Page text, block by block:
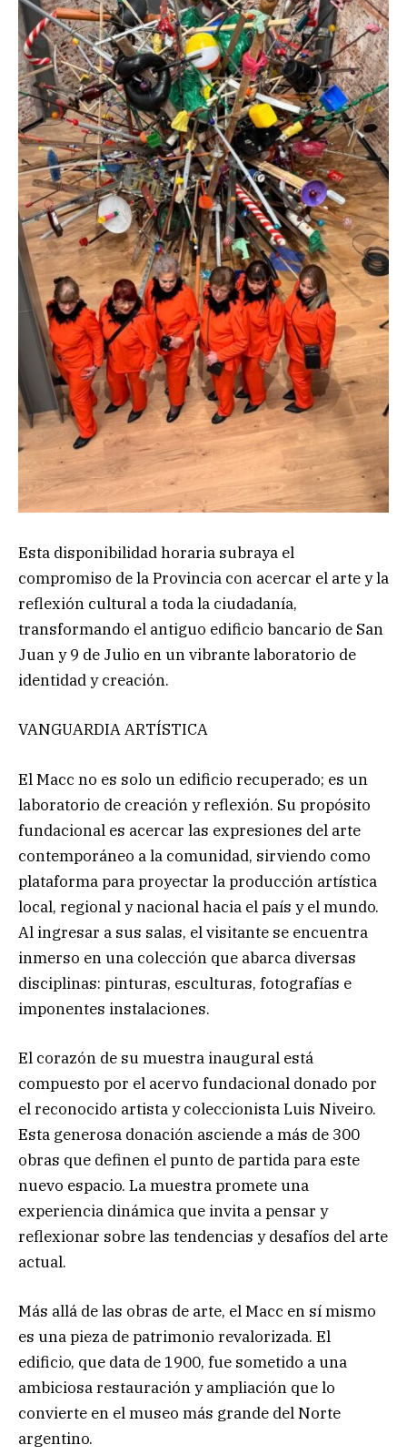
Esta disponibilidad horaria subraya el
compromiso de la Provincia con acercar el arte y la
reflexión cultural a toda la ciudadanía,
transformando el antiguo edificio bancario de San
Juan y 9 de Julio en un vibrante laboratorio de
identidad y creación.
VANGUARDIA ARTÍSTICA
El Macc no es solo un edificio recuperado; es un
laboratorio de creación y reflexión. Su propósito
fundacional es acercar las expresiones del arte
contemporáneo a la comunidad, sirviendo como
plataforma para proyectar la producción artística
local, regional y nacional hacia el país y el mundo.
Al ingresar a sus salas, el visitante se encuentra
inmerso en una colección que abarca diversas
disciplinas: pinturas, esculturas, fotografías e
imponentes instalaciones.
El corazón de su muestra inaugural está
compuesto por el acervo fundacional donado por
el reconocido artista y coleccionista Luis Niveiro.
Esta generosa donación asciende a más de 300
obras que definen el punto de partida para este
nuevo espacio. La muestra promete una
experiencia dinámica que invita a pensar y
reflexionar sobre las tendencias y desafíos del arte
actual.
Más allá de las obras de arte, el Macc en sí mismo
es una pieza de patrimonio revalorizada. El
edificio, que data de 1900, fue sometido a una
ambiciosa restauración y ampliación que lo
convierte en el museo más grande del Norte
argentino.